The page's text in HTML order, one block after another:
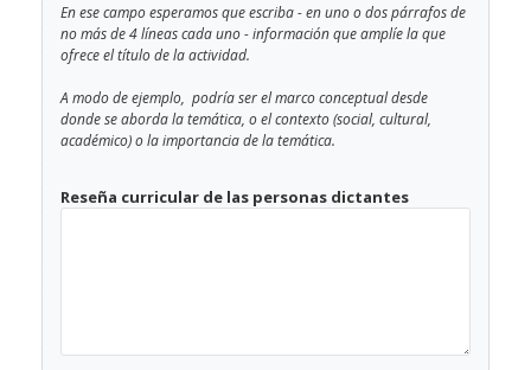
En ese campo esperamos que escriba - en uno o dos párrafos de
no más de 4 líneas cada uno - información que amplíe la que
ofrece el título de la actividad.
A modo de ejemplo, podría ser el marco conceptual desde
donde se aborda la temática, o el contexto (social, cultural,
académico) o la importancia de la temática.
Reseña curricular de las personas dictantes